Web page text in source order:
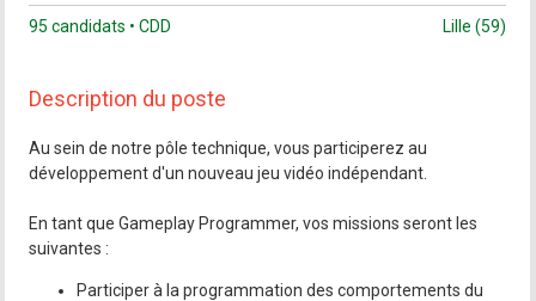
95 candidats • CDD Lille (59)
Description du poste
Au sein de notre pôle technique, vous participerez au
développement d'un nouveau jeu vidéo indépendant.
En tant que Gameplay Programmer, vos missions seront les
suivantes :
Participer à la programmation des comportements du